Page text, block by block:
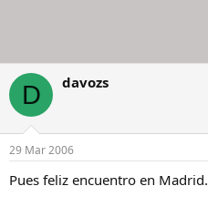
D davozs
29 Mar 2006
Pues feliz encuentro en Madrid.